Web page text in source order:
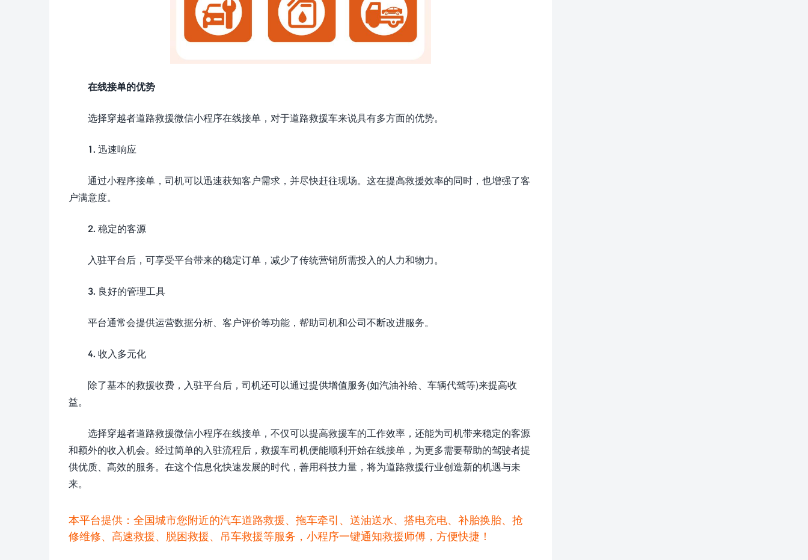
在线接单的优势
选择穿越者道路救援微信小程序在线接单，对于道路救援车来说具有多方面的优势。
1. 迅速响应
通过小程序接单，司机可以迅速获知客户需求，并尽快赶往现场。这在提高救援效率的同时，也增强了客
户满意度。
2. 稳定的客源
入驻平台后，可享受平台带来的稳定订单，减少了传统营销所需投入的人力和物力。
3. 良好的管理工具
平台通常会提供运营数据分析、客户评价等功能，帮助司机和公司不断改进服务。
4. 收入多元化
除了基本的救援收费，入驻平台后，司机还可以通过提供增值服务(如汽油补给、车辆代驾等)来提高收
益。
选择穿越者道路救援微信小程序在线接单，不仅可以提高救援车的工作效率，还能为司机带来稳定的客源
和额外的收入机会。经过简单的入驻流程后，救援车司机便能顺利开始在线接单，为更多需要帮助的驾驶者提
供优质、高效的服务。在这个信息化快速发展的时代，善用科技力量，将为道路救援行业创造新的机遇与未
来。
本平台提供：全国城市您附近的汽车道路救援、拖车牵引、送油送水、搭电充电、补胎换胎、抢
修维修、高速救援、脱困救援、吊车救援等服务，小程序一键通知救援师傅，方便快捷！